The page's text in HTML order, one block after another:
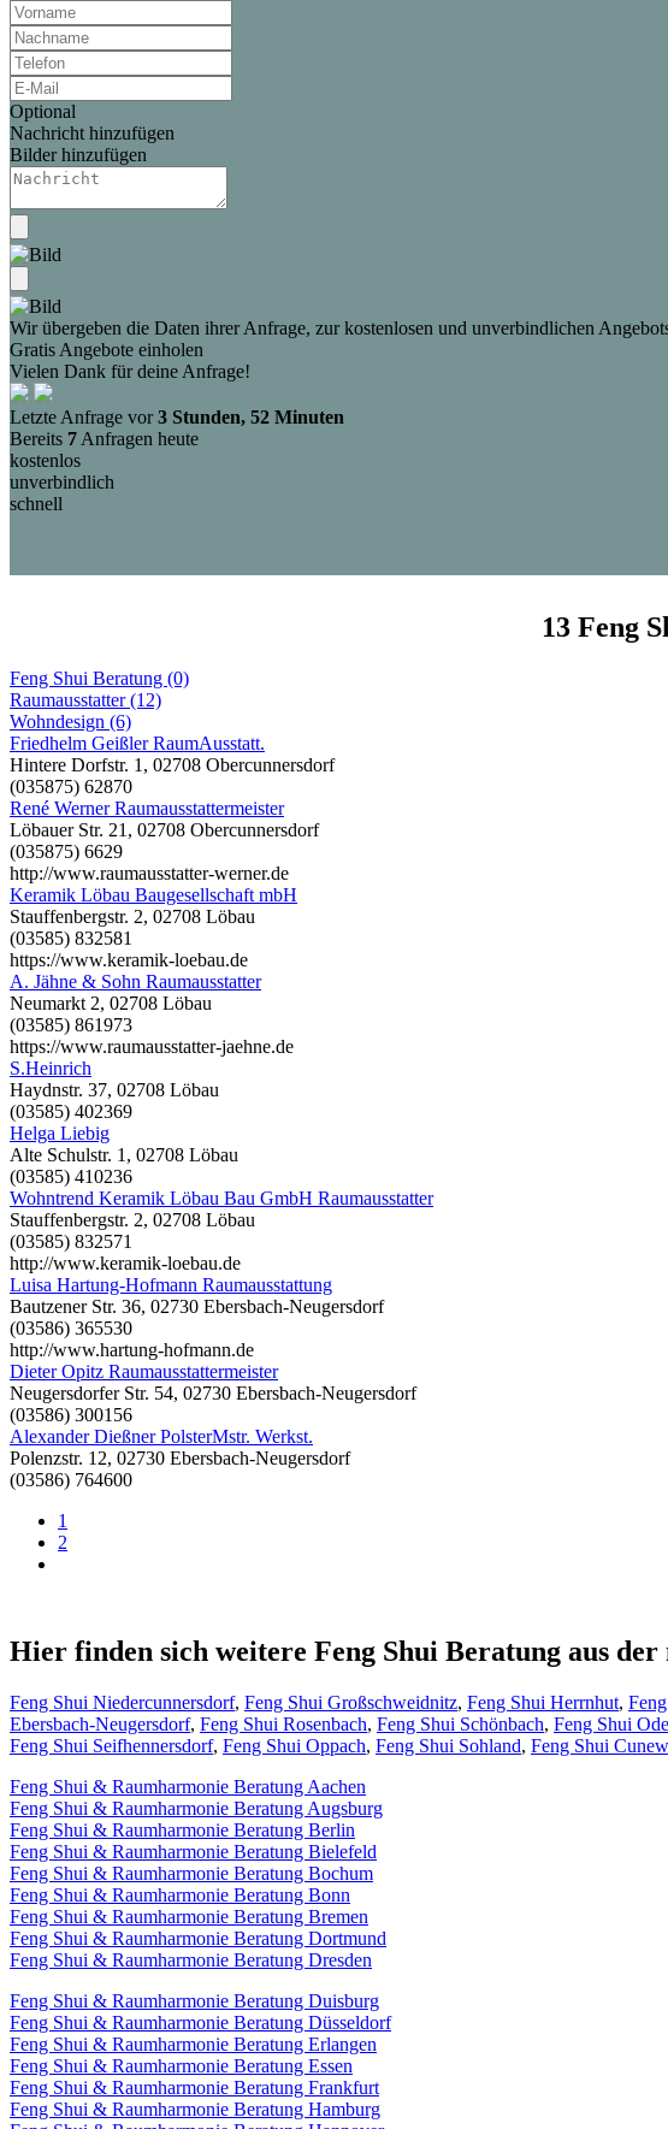
Optional
Nachricht hinzufügen
Bilder hinzufügen
Wir übergeben die Daten ihrer Anfrage, zur kostenlosen und unverbindlichen
Gratis Angebote einholen
Vielen Dank für deine Anfrage!
Letzte Anfrage vor3 Stunden, 52 Minuten
Bereits 7 Anfragen heute
kostenlos
unverbindlich
schnell
13 Feng
Feng Shui Beratung (0)
Raumausstatter (12)
Wohndesign (6)
Friedhelm Geißler RaumAusstatt.
Hintere Dorfstr. 1, 02708 Obercunnersdorf
(035875) 62870
René Werner Raumausstattermeister
Löbauer Str. 21, 02708 Obercunnersdorf
(035875) 6629
http://www.raumausstatter-werner.de
Keramik Löbau Baugesellschaft mbH
Stauffenbergstr. 2, 02708 Löbau
(03585) 832581
https://www.keramik-loebau.de
A. Jähne & Sohn Raumausstatter
Neumarkt 2, 02708 Löbau
(03585) 861973
https://www.raumausstatter-jaehne.de
S.Heinrich
Haydnstr. 37, 02708 Löbau
(03585) 402369
Helga Liebig
Alte Schulstr. 1, 02708 Löbau
(03585) 410236
Wohntrend Keramik Löbau Bau GmbH Raumausstatter
Stauffenbergstr. 2, 02708 Löbau
(03585) 832571
http://www.keramik-loebau.de
Luisa Hartung-Hofmann Raumausstattung
Bautzener Str. 36, 02730 Ebersbach-Neugersdorf
(03586) 365530
http://www.hartung-hofmann.de
Dieter Opitz Raumausstattermeister
Neugersdorfer Str. 54, 02730 Ebersbach-Neugersdorf
(03586) 300156
Alexander Dießner PolsterMstr. Werkst.
Polenzstr. 12, 02730 Ebersbach-Neugersdorf
(03586) 764600
1
2
Hier finden sich weitere Feng Shui Beratung aus der
Feng Shui Niedercunnersdorf, Feng Shui Großschweidnitz, Feng Shui Herrnhut,
Ebersbach-Neugersdorf, Feng Shui Rosenbach, Feng Shui Schönbach, Feng Shui
Feng Shui Seifhennersdorf, Feng Shui Oppach, Feng Shui Sohland, Feng Shui
Feng Shui & Raumharmonie Beratung Aachen
Feng Shui & Raumharmonie Beratung Augsburg
Feng Shui & Raumharmonie Beratung Berlin
Feng Shui & Raumharmonie Beratung Bielefeld
Feng Shui & Raumharmonie Beratung Bochum
Feng Shui & Raumharmonie Beratung Bonn
Feng Shui & Raumharmonie Beratung Bremen
Feng Shui & Raumharmonie Beratung Dortmund
Feng Shui & Raumharmonie Beratung Dresden
Feng Shui & Raumharmonie Beratung Duisburg
Feng Shui & Raumharmonie Beratung Düsseldorf
Feng Shui & Raumharmonie Beratung Erlangen
Feng Shui & Raumharmonie Beratung Essen
Feng Shui & Raumharmonie Beratung Frankfurt
Feng Shui & Raumharmonie Beratung Hamburg